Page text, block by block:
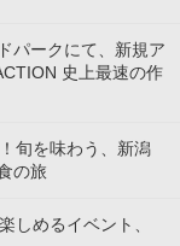
パークにて、新規ア
史上最速の作
旬を味わう、新潟
の旅
しめるイベント、